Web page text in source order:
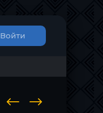
Войти